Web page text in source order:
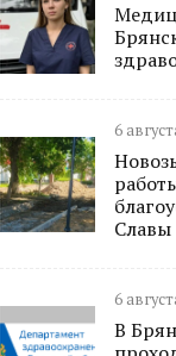
6
Славы
6
В